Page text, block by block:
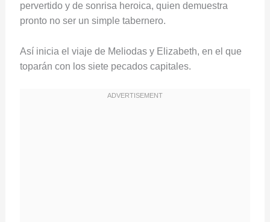
pervertido y de sonrisa heroica, quien demuestra
pronto no ser un simple tabernero.
Así inicia el viaje de Meliodas y Elizabeth, en el que
toparán con los siete pecados capitales.